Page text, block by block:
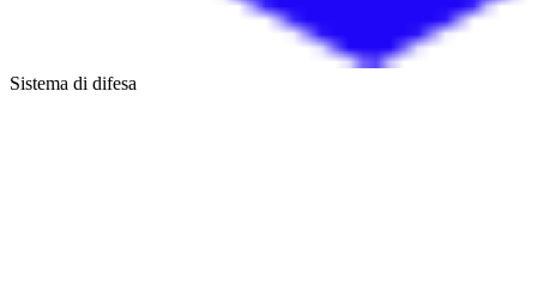
Sistema di difesa